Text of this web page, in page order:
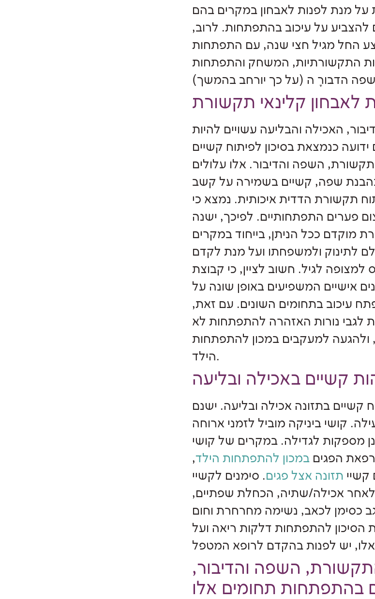
מנת לפנות לאבחון במקרים בהם
להצביע על עיכוב בהתפתחות. לרוב,
החל מגיל חצי שנה, עם התפתחות
התקשורתיות, המשחק והתפתחות
האכילה והבליעה עשויים להיות
כנמצאת בסיכון לפיתוח קשיים
השפה והדיבור. אלו עלולים
שפה, קשיים בשמירה על קשב
תקשורת הדדית איכותית. נמצא כי
פערים התפתחותיים. לפיכך, ישנה
מוקדם ככל הניתן, בייחוד במקרים
לתינוק ולמשפחתו ועל מנת לקדם
למצופה לגיל. חשוב לציין, כי קבוצת
אישיים המשפיעים באופן שונה על
עיכוב בתחומים השונים. עם זאת,
לגבי נורות האזהרה להתפתחות לא
ולהגעה למעקבים במכון להתפתחות
הילד.
קשיים בתזונה אכילה ובליעה. ישנם
קושי ביניקה מוביל לזמני ארוחה
מספקות לגדילה. במקרים של קושי
הפגים במכון להתפתחות הילד,
קשיי תזונה אצל פגים. סימנים לקשיי
לאחר אכילה/שתיה, הכחלת שפתיים,
כסימן לכאב, נשימה מחרחרת וחום
להתפתחות דלקות ריאה ועל
השפה והדיבור,